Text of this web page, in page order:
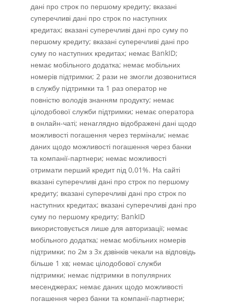
дані про строк по першому кредиту; вказані
суперечливі дані про строк по наступних
кредитах; вказані суперечливі дані про суму по
першому кредиту; вказані суперечливі дані про
суму по наступних кредитах; немає BankID;
немає мобільного додатка; немає мобільних
номерів підтримки; 2 рази не змогли дозвонитися
в службу підтримки та 1 раз оператор не
повністю володів знанням продукту; немає
цілодобової служби підтримки; немає оператора
в онлайн-чаті; ненаглядно відображені дані щодо
можливості погашення через термінали; немає
даних щодо можливості погашення через банки
та компанії-партнери; немає можливості
отримати перший кредит під 0,01%. На сайті
вказані суперечливі дані про строк по першому
кредиту; вказані суперечливі дані про строк по
наступних кредитах; вказані суперечливі дані про
суму по першому кредиту; BankID
використовується лише для авторизації; немає
мобільного додатка; немає мобільних номерів
підтримки; по 2м з 3х дзвінків чекали на відповідь
більше 1 хв; немає цілодобової служби
підтримки; немає підтримки в популярних
месенджерах; немає даних щодо можливості
погашення через банки та компанії-партнери;